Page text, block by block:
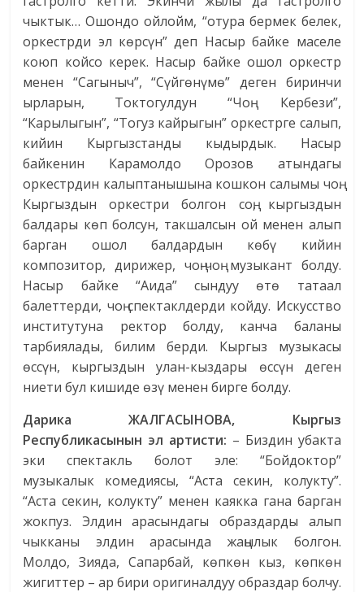
чыктык… Ошондо ойлойм, “отура бермек белек,
оркестрди эл көрсүн” деп Насыр байке маселе
коюп койсо керек. Насыр байке ошол оркестр
менен “Сагыныч”, “Сүйгөнүмө” деген биринчи
ырларын, Токтогулдун “Чоң Кербези”,
“Карылыгын”, “Тогуз кайрыгын” оркестрге салып,
кийин Кыргызстанды кыдырдык. Насыр
байкенин Карамолдо Орозов атындагы
оркестрдин калыптанышына кошкон салымы чоң.
Кыргыздын оркестри болгон соң, кыргыздын
балдары көп болсун, такшалсын ой менен алып
барган ошол балдардын көбү кийин
композитор, дирижер, чоң-чоң музыкант болду.
Насыр байке “Аида” сындуу өтө татаал
балеттерди, чоң спектаклдерди койду. Искусство
институтуна ректор болду, канча баланы
тарбиялады, билим берди. Кыргыз музыкасы
өссүн, кыргыздын улан-кыздары өссүн деген
ниети бул кишиде өзү менен бирге болду.
Дарика ЖАЛГАСЫНОВА, Кыргыз
Республикасынын эл артисти: – Биздин убакта
эки спектакль болот эле: “Бойдоктор”
музыкалык комедиясы, “Аста секин, колукту”.
“Аста секин, колукту” менен каякка гана барган
жокпуз. Элдин арасындагы образдарды алып
чыкканы элдин арасында жаңылык болгон.
Молдо, Зияда, Сапарбай, көпкөн кыз, көпкөн
жигиттер – ар бири оригиналдуу образдар болчу.